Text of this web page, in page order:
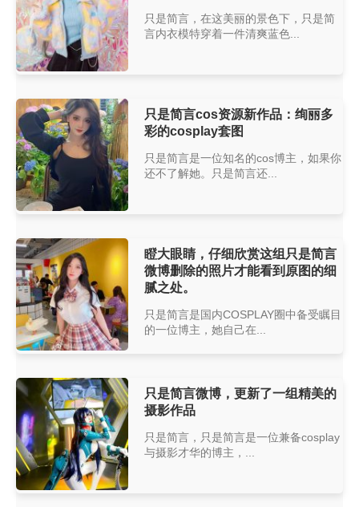
只是简言，在这美丽的景色下，只是简
言内衣模特穿着一件清爽蓝色...
只是简言cos资源新作品：绚丽多
彩的cosplay套图
只是简言是一位知名的cos博主，如果你
还不了解她。只是简言还...
瞪大眼睛，仔细欣赏这组只是简言
微博删除的照片才能看到原图的细
腻之处。
只是简言是国内COSPLAY圈中备受瞩目
的一位博主，她自己在...
只是简言微博，更新了一组精美的
摄影作品
只是简言，只是简言是一位兼备cosplay
与摄影才华的博主，...